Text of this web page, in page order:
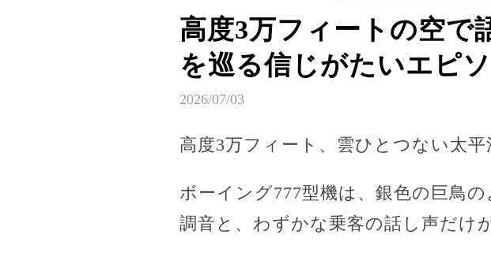
高度3万フィートの空で
を巡る信じがたいエピ
2026/07/03
高度3万フィート、雲ひとつない太平
ボーイング777型機は、銀色の巨鳥
調音と、わずかな乗客の話し声だけ